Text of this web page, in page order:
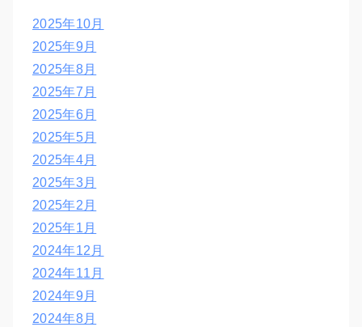
2025年10月
2025年9月
2025年8月
2025年7月
2025年6月
2025年5月
2025年4月
2025年3月
2025年2月
2025年1月
2024年12月
2024年11月
2024年9月
2024年8月